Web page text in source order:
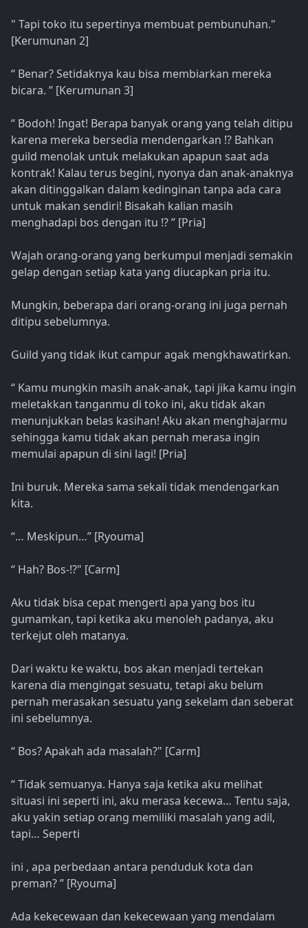
" Tapi toko itu sepertinya membuat pembunuhan."
[Kerumunan 2]
“ Benar? Setidaknya kau bisa membiarkan mereka
bicara. ” [Kerumunan 3]
“ Bodoh! Ingat! Berapa banyak orang yang telah ditipu
karena mereka bersedia mendengarkan !? Bahkan
guild menolak untuk melakukan apapun saat ada
kontrak! Kalau terus begini, nyonya dan anak-anaknya
akan ditinggalkan dalam kedinginan tanpa ada cara
untuk makan sendiri! Bisakah kalian masih
menghadapi bos dengan itu !? ” [Pria]
Wajah orang-orang yang berkumpul menjadi semakin
gelap dengan setiap kata yang diucapkan pria itu.
Mungkin, beberapa dari orang-orang ini juga pernah
ditipu sebelumnya.
Guild yang tidak ikut campur agak mengkhawatirkan.
“ Kamu mungkin masih anak-anak, tapi jika kamu ingin
meletakkan tanganmu di toko ini, aku tidak akan
menunjukkan belas kasihan! Aku akan menghajarmu
sehingga kamu tidak akan pernah merasa ingin
memulai apapun di sini lagi! [Pria]
Ini buruk. Mereka sama sekali tidak mendengarkan
kita.
“… Meskipun…” [Ryouma]
“ Hah? Bos-!?" [Carm]
Aku tidak bisa cepat mengerti apa yang bos itu
gumamkan, tapi ketika aku menoleh padanya, aku
terkejut oleh matanya.
Dari waktu ke waktu, bos akan menjadi tertekan
karena dia mengingat sesuatu, tetapi aku belum
pernah merasakan sesuatu yang sekelam dan seberat
ini sebelumnya.
“ Bos? Apakah ada masalah?" [Carm]
“ Tidak semuanya. Hanya saja ketika aku melihat
situasi ini seperti ini, aku merasa kecewa… Tentu saja,
aku yakin setiap orang memiliki masalah yang adil,
tapi… Seperti
ini , apa perbedaan antara penduduk kota dan
preman? ” [Ryouma]
Ada kekecewaan dan kekecewaan yang mendalam